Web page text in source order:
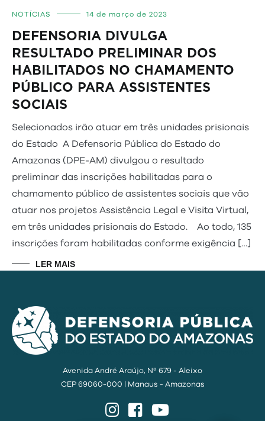
NOTÍCIAS 14 de março de 2023
DEFENSORIA DIVULGA
RESULTADO PRELIMINAR DOS
HABILITADOS NO CHAMAMENTO
PÚBLICO PARA ASSISTENTES
Selecionados irão atuar em três unidades prisionais
do Estado A Defensoria Pública do Estado do
Amazonas (DPE-AM) divulgou o resultado
preliminar das inscrições habilitadas para o
chamamento público de assistentes sociais que vão
atuar nos projetos Assistência Legal e Visita Virtual,
em três unidades prisionais do Estado. Ao todo, 135
inscrições foram habilitadas conforme exigência […]
LER MAIS
Avenida André Araújo, Nº 679 - Aleixo
CEP 69060-000 | Manaus - Amazonas
InstagramFacebook